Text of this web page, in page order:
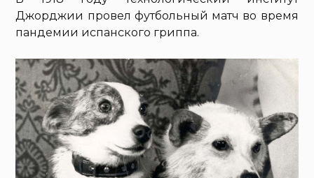
Джорджии провел футбольный матч во время
пандемии испанского гриппа.